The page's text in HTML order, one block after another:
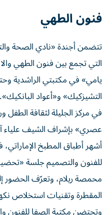
فنون الطهي
تتضمن أجندة «نادي الصحة
التي تجمع بين فنون الطهي
يامي» في مكتبتي الراشدية
التشيزكيك» و«أعواد
في مركز الجليلة لثقافة
عصري» بإشراف الشيف علياء
أشهر أطباق المطبخ
للفنون والتصميم جلسة
محمصة ريلام، وتعرّف الحضور
المقطرة وتقنيات استخلاص